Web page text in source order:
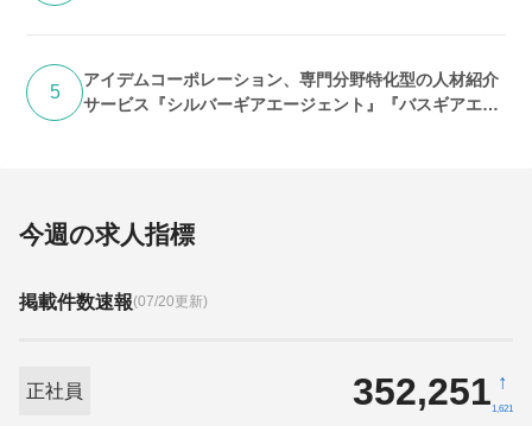
5
アイデムコーポレーション、専門分野特化型の人材紹介
サービス『シルバーギアエージェント』『バスギアエー
今週の求人指標
掲載件数速報(07/20更新)
正社員 352,251 ↑
1,621